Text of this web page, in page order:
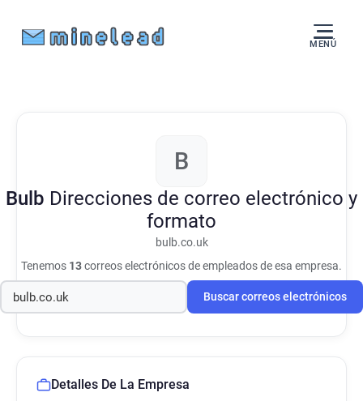
MENÚ
B
Bulb Direcciones de correo electrónico y
formato
bulb.co.uk
Tenemos 13correos electrónicos de empleados de esa empresa.
Buscar correos electrónicos
Detalles De La Empresa